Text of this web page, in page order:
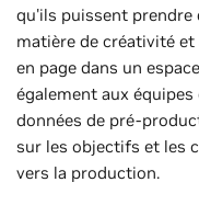
qu'ils puissent prendre
matière de créativité
en page dans un
également aux
données de pré-
sur les objectifs et les
vers la production.